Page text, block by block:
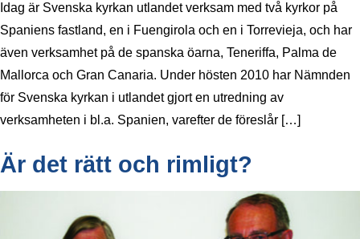
Idag är Svenska kyrkan utlandet verksam med två kyrkor på
Spaniens fastland, en i Fuengirola och en i Torrevieja, och har
även verksamhet på de spanska öarna, Teneriffa, Palma de
Mallorca och Gran Canaria. Under hösten 2010 har Nämnden
för Svenska kyrkan i utlandet gjort en utredning av
verksamheten i bl.a. Spanien, varefter de föreslår […]
Är det rätt och rimligt?